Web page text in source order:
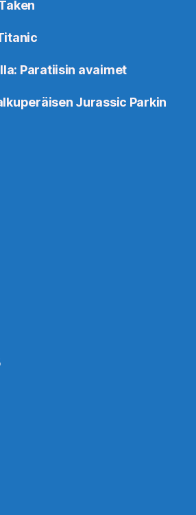
Paratiisin avaimet
Jurassic Parkin